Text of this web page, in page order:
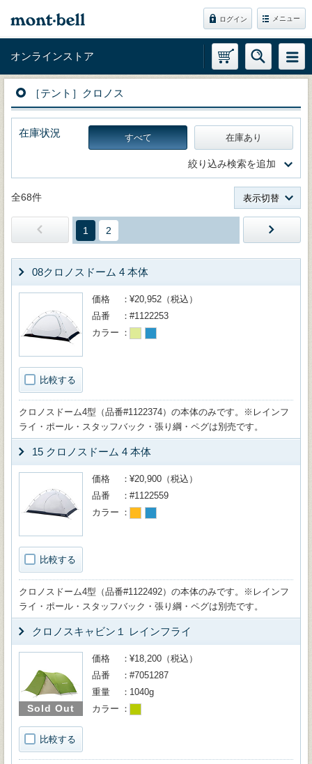
ログイン メニュー
オンラインストア
［テント］クロノス
在庫状況 すべて 在庫あり
絞り込み検索を追加
全68件 表示切替
1 2
08クロノスドーム 4 本体
比較する
価格
¥20,952（税込）
品番
#1122253
カラー
クロノスドーム4型（品番#1122374）の本体のみです。※レインフ
ライ・ポール・スタッフバック・張り綱・ペグは別売です。
15 クロノスドーム 4 本体
比較する
価格
¥20,900（税込）
品番
#1122559
カラー
クロノスドーム4型（品番#1122492）の本体のみです。※レインフ
ライ・ポール・スタッフバック・張り綱・ペグは別売です。
クロノスキャビン１ レインフライ
Sold Out
比較する
価格
¥18,200（税込）
品番
#7051287
重量
1040g
カラー